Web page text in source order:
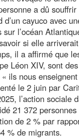
a dû
cayuco avec
sur l’océan
si elle
il a affirmé que
Léon XIV, sont
ils nous
le 2 juin par
l’action sociale
21 372
de 2 % par
% de migrants.